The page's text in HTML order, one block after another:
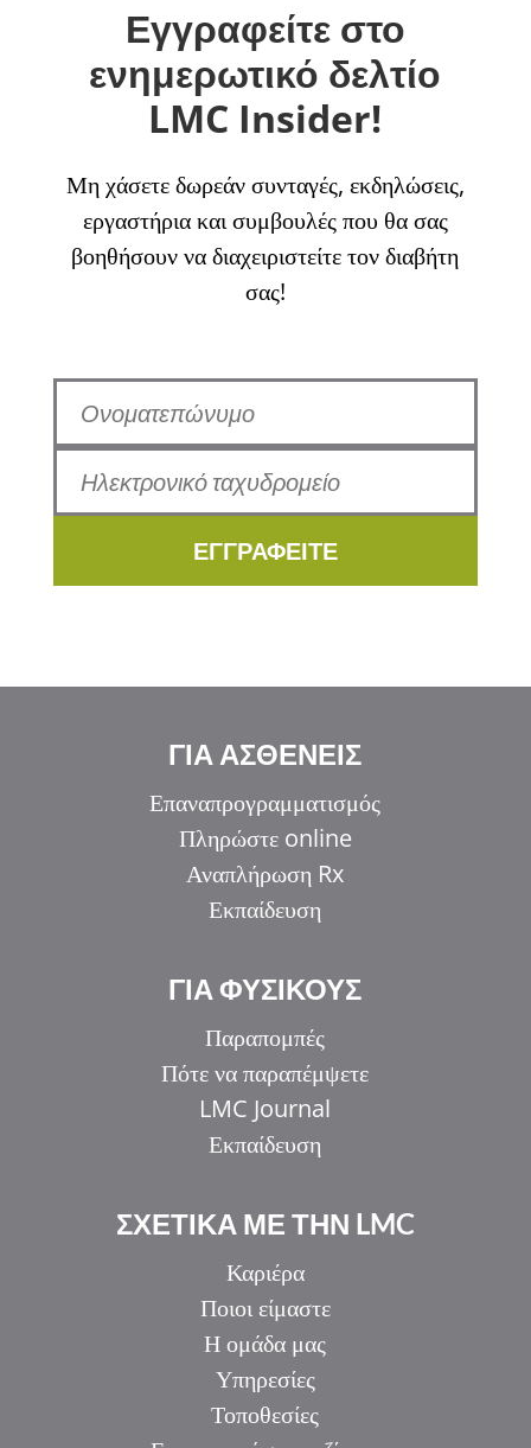
Εγγραφείτε στο
ενημερωτικό δελτίο
LMC Insider!
Μη χάσετε δωρεάν συνταγές, εκδηλώσεις,
εργαστήρια και συμβουλές που θα σας
βοηθήσουν να διαχειριστείτε τον διαβήτη
σας!
ΕΓΓΡΑΦΕΙΤΕ
ΓΙΑ ΑΣΘΕΝΕΙΣ
Επαναπρογραμματισμός
Πληρώστε online
Αναπλήρωση Rx
Εκπαίδευση
ΓΙΑ ΦΥΣΙΚΟΥΣ
Παραπομπές
Πότε να παραπέμψετε
LMC Journal
Εκπαίδευση
ΣΧΕΤΙΚΑ ΜΕ ΤΗΝ LMC
Καριέρα
Ποιοι είμαστε
Η ομάδα μας
Υπηρεσίες
Τοποθεσίες